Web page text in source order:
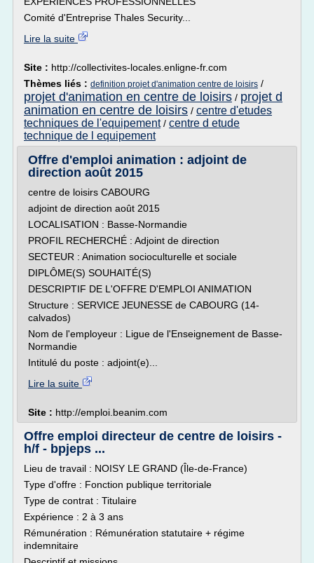
Comité d'Entreprise Thales Security...
Lire la suite
Site : http://collectivites-locales.enligne-fr.com
Thèmes liés : definition projet d'animation centre de loisirs /
projet d'animation en centre de loisirs / projet d
animation en centre de loisirs / centre d'etudes
techniques de l'equipement/ centre d etude
technique de l equipement
Offre d'emploi animation : adjoint de
direction août 2015
centre de loisirs CABOURG
adjoint de direction août 2015
LOCALISATION : Basse-Normandie
PROFIL RECHERCHÉ : Adjoint de direction
SECTEUR : Animation socioculturelle et sociale
DIPLÔME(S) SOUHAITÉ(S)
DESCRIPTIF DE L'OFFRE D'EMPLOI ANIMATION
Structure : SERVICE JEUNESSE de CABOURG (14-
calvados)
Nom de l'employeur : Ligue de l'Enseignement de Basse-
Normandie
Intitulé du poste : adjoint(e)...
Lire la suite
Site : http://emploi.beanim.com
Offre emploi directeur de centre de loisirs -
h/f - bpjeps ...
Lieu de travail : NOISY LE GRAND (Île-de-France)
Type d'offre : Fonction publique territoriale
Type de contrat : Titulaire
Expérience : 2 à 3 ans
Rémunération : Rémunération statutaire + régime
indemnitaire